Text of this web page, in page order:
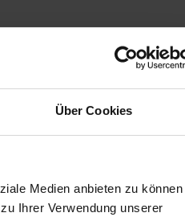
Über Cookies
Medien anbieten zu können
Ihrer Verwendung unserer